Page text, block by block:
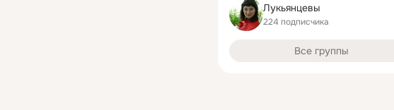
Лукьянцевы
224 подписчика
Все группы